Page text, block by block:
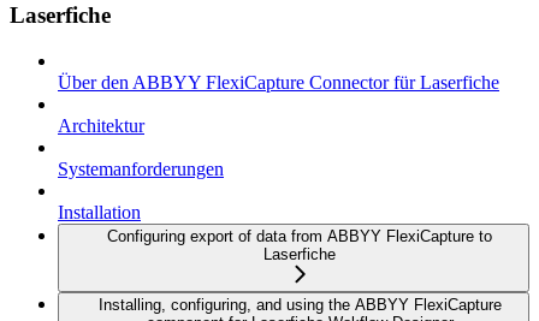
Laserfiche
Über den ABBYY FlexiCapture Connector für Laserfiche
Architektur
Systemanforderungen
Installation
Configuring export of data from ABBYY FlexiCapture to
Laserfiche
Installing, configuring, and using the ABBYY FlexiCapture